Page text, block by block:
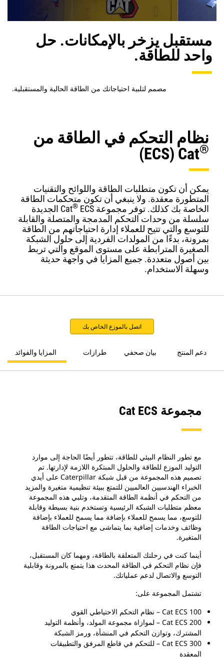
مستقبل يزخر بالإمكانات. حل
واحد للطاقة.
مصمم لتلبية احتياجاتك من الطاقة الحالية والمستقبلية.
نظام التحكم في الطاقة من
Cat®
يمكن أن تكون متطلبات الطاقة واللوائح والتقنيات
المتطورة معقدة. ولا ينبغي أن تكون متحكمات الطاقة
الخاصة بك كذلك. توفر مجموعة Cat
®
ECS الجديدة
سلسلة من وحدات التحكم المدمجة والمتصلة والقابلة
للتوسع والتي تتيح للعملاء إدارة احتياجاتهم من الطاقة
بمرونة، بدءًا من المولدات الفردية إلى حلول الشبكة
الصغيرة المترابطة على مستوى الموقع والتي تربط
بين أصول متعددة. جميع المزايا في واجهة حديثة
وسهلة الاستخدام.
اتصل بالموزع الخاص بك
المزايا والفوائد طرازات ‏ بيان صحفي دعم المنتج
مجموعة Cat ECS‏
مع تطور النظام البيئي للطاقة، تتطور أيضًا الحاجة إلى موارد
التوليد الموزع للطاقة والحلول المبتكرة اللازمة لإدارتها. تم
تصميم هذه المجموعة من قبل شبكة Caterpillar على أيدي
الخبراء الهندسيين العالميين للتمتع ببيئة تنظيمية متغيرة والمزيد
من التحكم في أنظمة الطاقة المتقدمة، وتلبي هذه المجموعة
معظم متطلبات الشبكة الرئيسية وتستخدم بنية بسيطة وقابلة
للتوسع، مما يسمح للعملاء بإضافة مما يسمح للعملاء بإضافة
وظائف وخدمات إضافية بما يتماشى مع احتياجات الطاقة
المتغيرة.
أينما كنت في رحلتك المتعلقة بالطاقة، ومهما كان المستقبل،
فإن نظام التحكم في الطاقة المحدث هذا يتمتع بالمرونة وقابلية
التوسع والاتصال لدعم عملياتك.
تشتمل المجموعة على:
Cat ECS 100 – نظام التحكم الاحتياطي القوي
Cat ECS 200 – لموازاة مجموعة المولد، وأنظمة التوليد
المشترك، وتوازن التحكم في المنشأة، ورمز الشبكة
Cat ECS 300 – للتحكم في قاطع المرفق والتطبيقات
المعقدة